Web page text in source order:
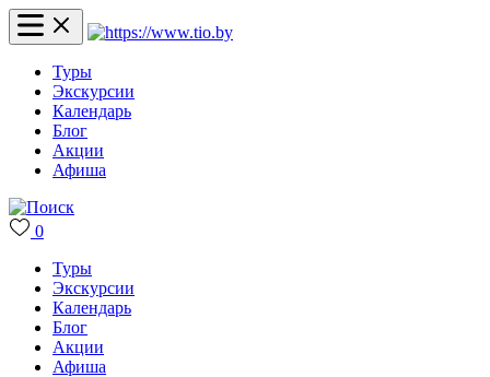
Туры
Экскурсии
Календарь
Блог
Акции
Афиша
0
Туры
Экскурсии
Календарь
Блог
Акции
Афиша